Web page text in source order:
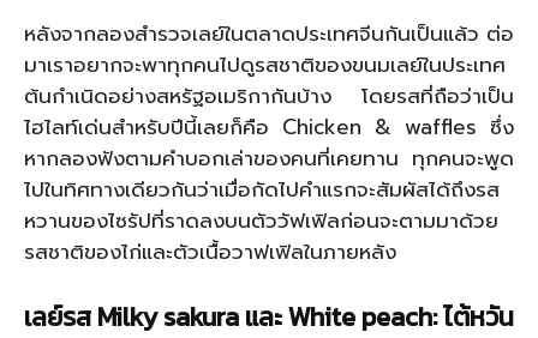
หลังจากลองสำรวจเลย์ในตลาดประเทศจีนกันเป็นแล้ว ต่อ
มาเราอยากจะพาทุกคนไปดูรสชาติของขนมเลย์ในประเทศ
ต้นกำเนิดอย่างสหรัฐอเมริกากันบ้าง โดยรสที่ถือว่าเป็น
ไฮไลท์เด่นสำหรับปีนี้เลยก็คือ Chicken & waffles ซึ่ง
หากลองฟังตามคำบอกเล่าของคนที่เคยทาน ทุกคนจะพูด
ไปในทิศทางเดียวกันว่าเมื่อกัดไปคำแรกจะสัมผัสได้ถึงรส
หวานของไซรัปที่ราดลงบนตัววัฟเฟิลก่อนจะตามมาด้วย
รสชาติของไก่และตัวเนื้อวาฟเฟิลในภายหลัง
เลย์รสMilky sakuraและWhite peach:ไต้หวัน